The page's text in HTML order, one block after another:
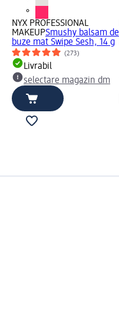
NYX PROFESSIONAL
MAKEUPSmushy balsam de
buze mat Swipe Sesh, 14 g
(273)
Livrabil
selectare magazin dm